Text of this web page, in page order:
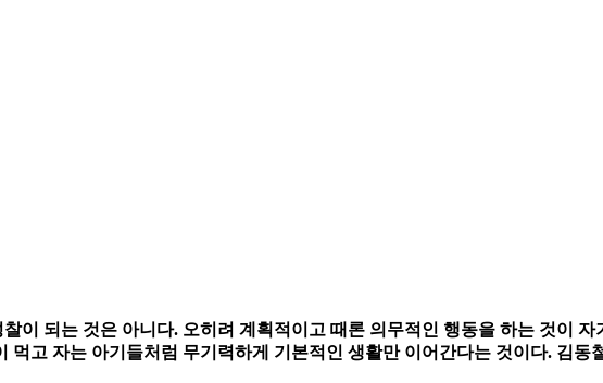
이 되는 것은 아니다. 오히려 계획적이고 때론 의무적인 행동을 하는 것이
먹고 자는 아기들처럼 무기력하게 기본적인 생활만 이어간다는 것이다. 김